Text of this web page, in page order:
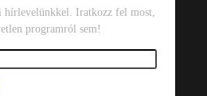
hírlevelünkkel. Iratkozz fel most,
programról sem!